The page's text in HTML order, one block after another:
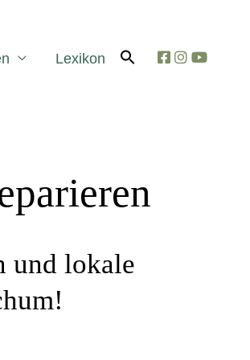
Lexikon Search Button
und lokale